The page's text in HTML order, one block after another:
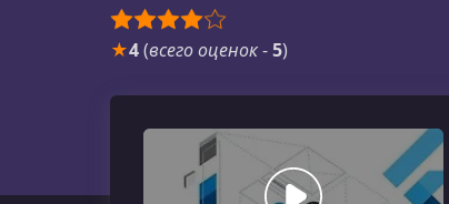
★4(всего оценок-5)